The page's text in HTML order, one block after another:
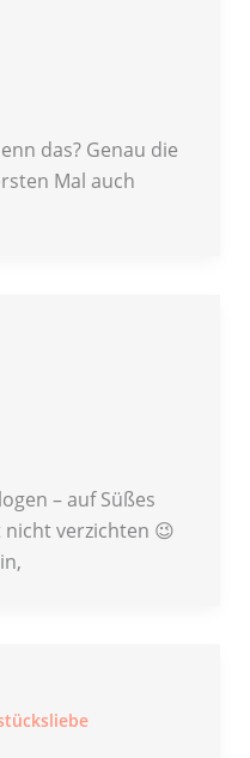
das? Genau die
Mal auch
– auf Süßes
nicht verzichten 😉